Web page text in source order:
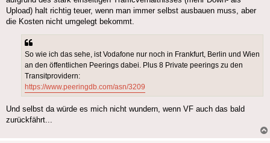
Upload) halt richtig teuer, wenn man immer selbst ausbauen muss, aber
die Kosten nicht umgelegt bekommt.
So wie ich das sehe, ist Vodafone nur noch in Frankfurt, Berlin und Wien
an den öffentlichen Peerings dabei. Plus 8 Private peerings zu den
Transitprovidern:
https://www.peeringdb.com/asn/3209
Und selbst da würde es mich nicht wundern, wenn VF auch das bald
zurückfährt...